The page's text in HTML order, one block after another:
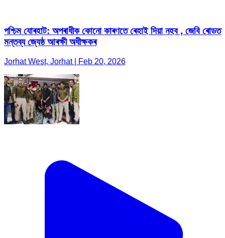
পশ্চিম যোৰহাট: অপৰাধীক কোনো কাৰণতে ৰেহাই দিয়া নহব , জেবি ৰোডত
মন্তব্য জ্যেষ্ঠ আৰক্ষী অধীক্ষকৰ
Jorhat West, Jorhat | Feb 20, 2026